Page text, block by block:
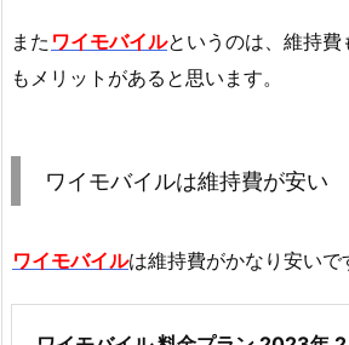
また ワイモバイルというのは、維持費
もメリットがあると思います。
ワイモバイルは維持費が安い
ワイモバイルは維持費がかなり安いで